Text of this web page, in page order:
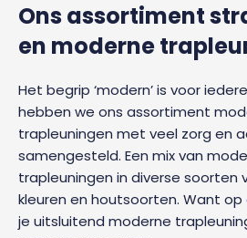
Ons assortiment
en moderne
Het begrip ‘modern’ is voor
hebben we ons assortiment
trapleuningen met veel zorg en
samengesteld. Een mix van
trapleuningen in diverse soorten
kleuren en houtsoorten. Want
je uitsluitend moderne